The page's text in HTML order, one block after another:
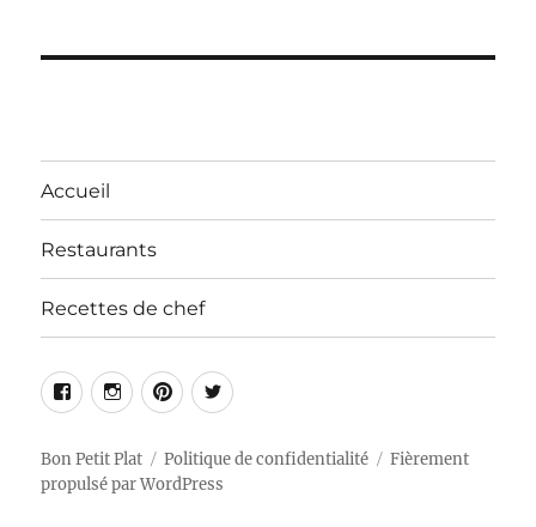
Accueil
Restaurants
Recettes de chef
FacebookInstagram
PinterestTwitter
Bon Petit Plat Politique de confidentialité
Fièrement
propulsé par WordPress